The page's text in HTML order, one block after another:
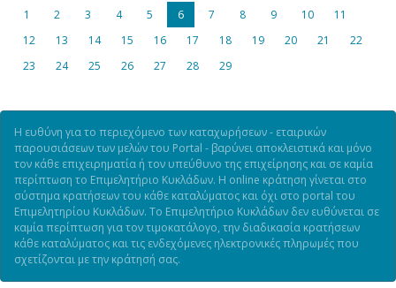
1 2 3 4 5 6 7 8 9 10
11
12
13 14 15 16 17 18 19 20 21
22
23
24 25 26 27 28 29
Η ευθύνη για το περιεχόμενο των καταχωρήσεων - εταιρικών
παρουσιάσεων των μελών του Portal - βαρύνει αποκλειστικά και μόνο
τον κάθε επιχειρηματία ή τον υπεύθυνο της επιχείρησης και σε καμία
περίπτωση το Επιμελητήριο Κυκλάδων. Η online κράτηση γίνεται στο
σύστημα κρατήσεων του κάθε καταλύματος και όχι στο portal του
Επιμελητηρίου Κυκλάδων. Το Επιμελητήριο Κυκλάδων δεν ευθύνεται σε
καμία περίπτωση για τον τιμοκατάλογο, την διαδικασία κρατήσεων
κάθε καταλύματος και τις ενδεχόμενες ηλεκτρονικές πληρωμές που
σχετίζονται με την κράτησή σας.